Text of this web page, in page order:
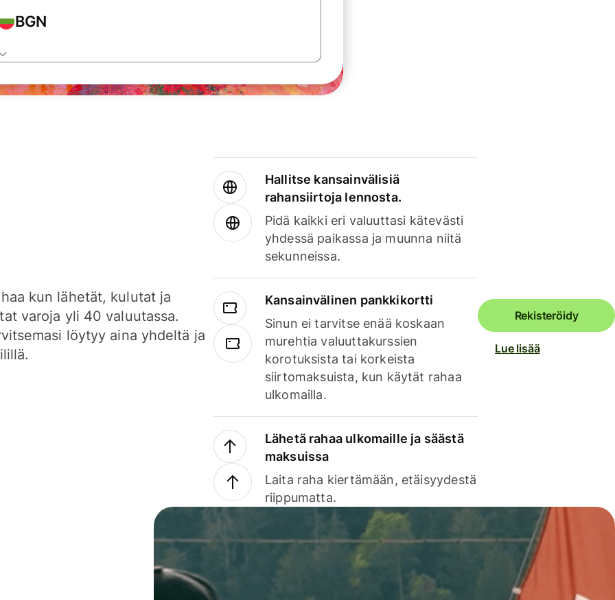
BGN
kun lähetät, kulutat ja
varoja yli 40 valuutassa.
löytyy aina yhdeltä ja
Hallitse kansainvälisiä
rahansiirtoja lennosta.
Pidä kaikki eri valuuttasi kätevästi
yhdessä paikassa ja muunna niitä
sekunneissa.
Kansainvälinen pankkikortti
Sinun ei tarvitse enää koskaan
murehtia valuuttakurssien
korotuksista tai korkeista
siirtomaksuista, kun käytät rahaa
ulkomailla.
Lähetä rahaa ulkomaille ja säästä
maksuissa
Laita raha kiertämään, etäisyydestä
riippumatta.
Rekisteröidy
Lue lisää